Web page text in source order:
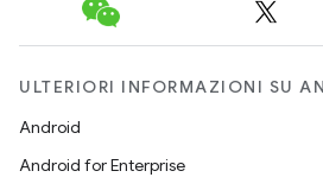
ULTERIORI INFORMAZIONI SU
Android
Android for Enterprise